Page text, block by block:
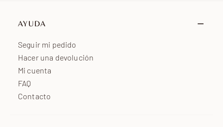
Oceanía
AYUDA
Seguir mi pedido
Hacer una devolución
Mi cuenta
FAQ
Contacto